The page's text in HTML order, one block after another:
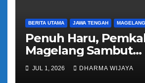
BERITA UTAMA JAWA TENGAH MAGELANG
Penuh Haru,
Magelang Sambut
Kepulangan Jemaah
Kloter 81
JUL 1, 2026 DHARMA WIJAYA